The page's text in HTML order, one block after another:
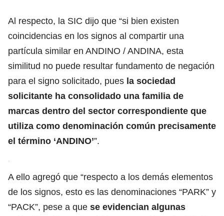
Al respecto, la SIC dijo que “si bien existen
coincidencias en los signos al compartir una
partícula similar en ANDINO / ANDINA, esta
similitud no puede resultar fundamento de negación
para el signo solicitado, pues la sociedad
solicitante ha consolidado una familia de
marcas dentro del sector correspondiente que
utiliza como denominación común precisamente
el término ‘ANDINO’”.
A ello agregó que “respecto a los demás elementos
de los signos, esto es las denominaciones “PARK” y
“PACK”, pese a que se evidencian algunas